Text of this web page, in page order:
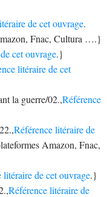
de cet ouvrage.
Fnac, Cultura ….}
cet ouvrage.}
litéraire de cet
la guerre/02.,Référence
Référence litéraire de
Amazon, Fnac,
litéraire de cet ouvrage.}
Référence litéraire de